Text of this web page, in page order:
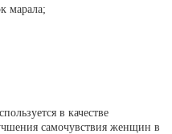
марала;
в качестве
самочувствия женщин в